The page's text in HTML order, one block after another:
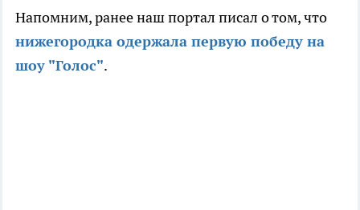
Напомним, ранее наш портал писал о том, что
нижегородка одержала первую победу на
шоу "Голос".